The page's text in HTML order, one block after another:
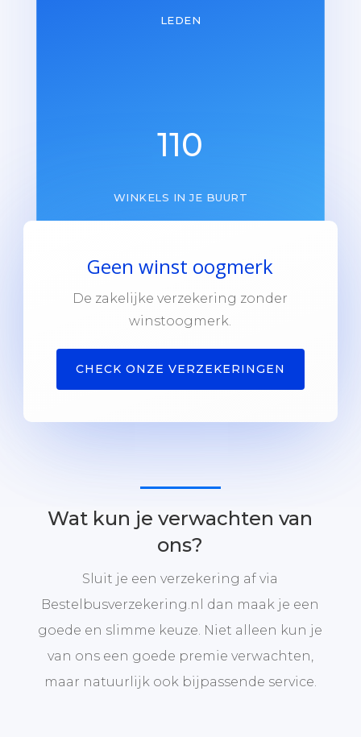
LEDEN
110
WINKELS IN JE BUURT
Geen winst oogmerk
De zakelijke verzekering zonder
winstoogmerk.
CHECK ONZE VERZEKERINGEN
Wat kun je verwachten van
ons?
Sluit je een verzekering af via
Bestelbusverzekering.nl dan maak je een
goede en slimme keuze. Niet alleen kun je
van ons een goede premie verwachten,
maar natuurlijk ook bijpassende service.